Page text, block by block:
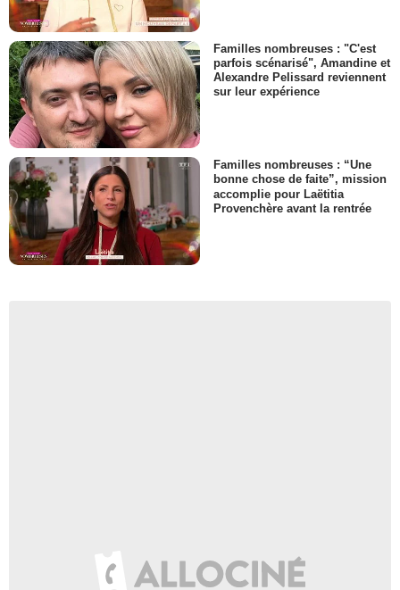
Familles nombreuses : "C'est
parfois scénarisé", Amandine et
Alexandre Pelissard reviennent
sur leur expérience
Familles nombreuses : “Une
bonne chose de faite”, mission
accomplie pour Laëtitia
Provenchère avant la rentrée